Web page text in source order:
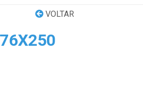
VOLTAR